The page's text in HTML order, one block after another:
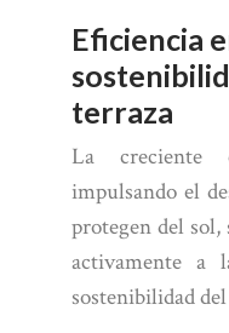
Eficiencia
terraza
La creciente
impulsando el
protegen del
activamente a
sostenibilidad